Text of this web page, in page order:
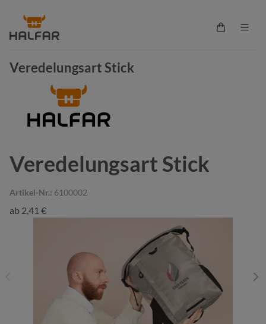
springen
Veredelungsart Stick
Veredelungsart Stick
Artikel-Nr.: 6100002
ab 2,41 €